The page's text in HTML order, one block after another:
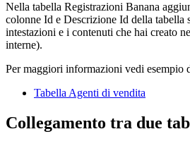
Nella tabella Registrazioni Banana
colonne Id e Descrizione Id della tabella
intestazioni e i contenuti che hai creato
interne).
Per maggiori informazioni vedi esempio
Tabella Agenti di vendita
Collegamento tra due